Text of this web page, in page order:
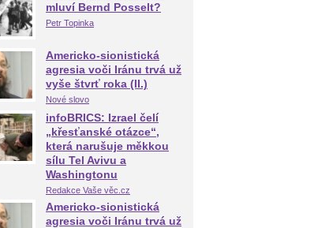
mluví Bernd Posselt?
Petr Topinka
Americko-sionistická
agresia voči Iránu trvá už
vyše štvrť roka (II.)
Nové slovo
infoBRICS: Izrael čelí
„křesťanské otázce“,
která narušuje měkkou
sílu Tel Avivu a
Washingtonu
Redakce Vaše věc.cz
Americko-sionistická
agresia voči Iránu trvá už